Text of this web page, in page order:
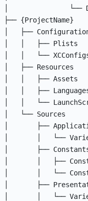
│               └──
├── {ProjectName}
│   ├──
│   │   ├── Plists
│   │   └──
│   ├── Resources
│   │   ├── Assets
│   │   ├──
│   │   └──
│   └── Sources
│       ├──
│       │   └──
│       ├──
│       │   ├──
│       │   └──
│       ├──
│       │   └──